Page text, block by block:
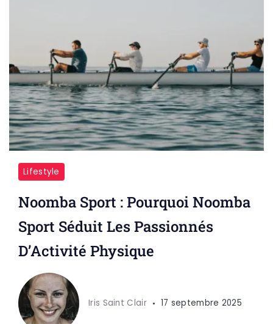
Lifestyle
Noomba Sport : Pourquoi Noomba
Sport Séduit Les Passionnés
D’Activité Physique
Iris Saint Clair 17 septembre 2025